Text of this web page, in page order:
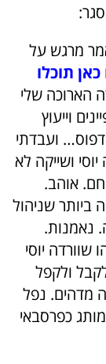
מרגש על
כאן תוכלו
הארוכה שלי
וייעוץ
ועבדתי
ושייקה לא
אוהב.
ביותר שניהול
נאמנות.
שוורדה יוסי
ולקפל
מדהים. נפל
כפרסבאי